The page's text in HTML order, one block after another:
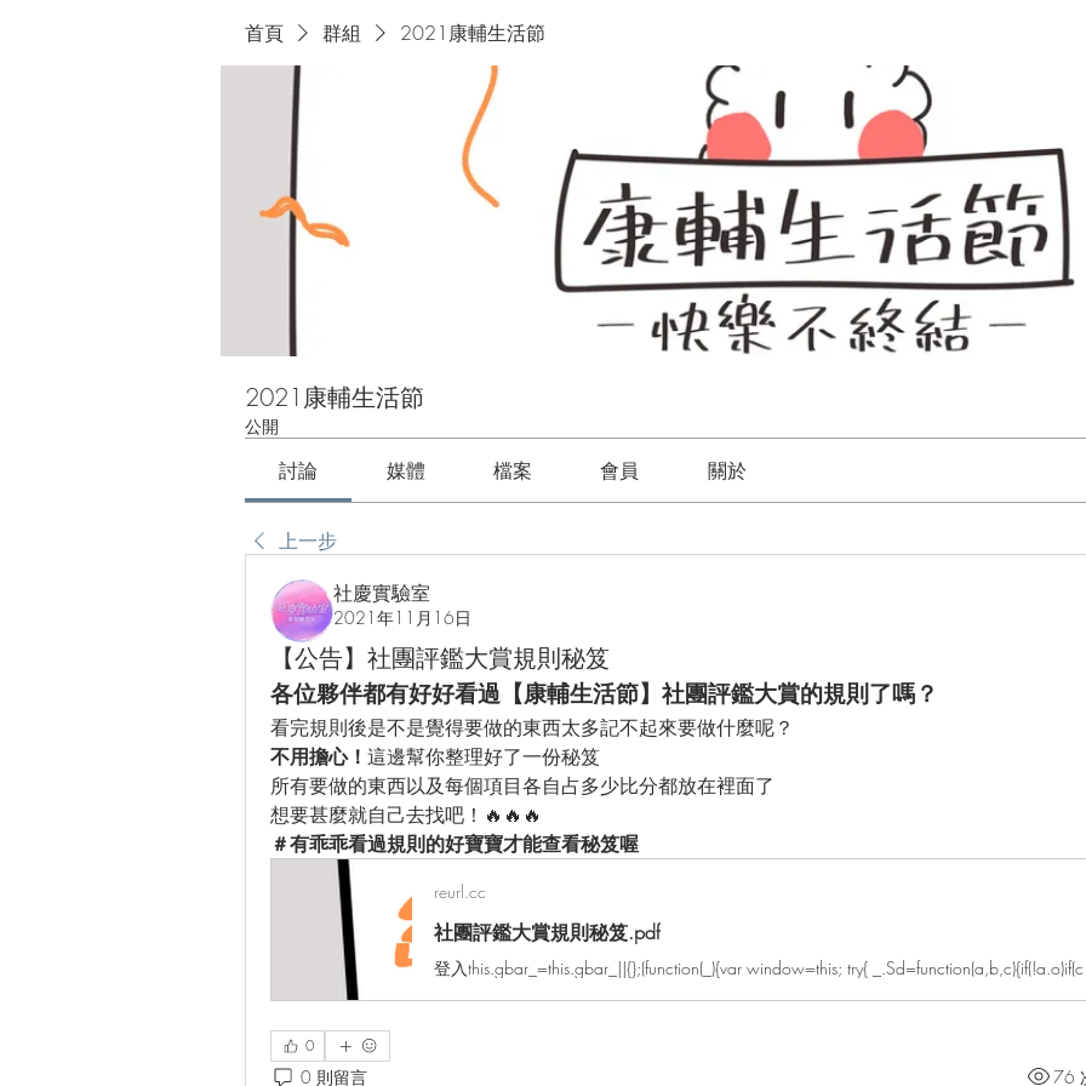
首頁 群組 2021康輔生活節
2021康輔生活節
公開
討論 媒體 檔案 會員 關於
上一步
社慶實驗室
2021年11月16日
【公告】社團評鑑大賞規則秘笈
各位夥伴都有好好看過【康輔生活節】社團評鑑大賞的規則了嗎？
看完規則後是不是覺得要做的東西太多記不起來要做什麼呢？
不用擔心！ 這邊幫你整理好了一份秘笈
所有要做的東西以及每個項目各自占多少比分都放在裡面了
想要甚麼就自己去找吧！🔥🔥🔥
＃有乖乖看過規則的好寶寶才能查看秘笈喔
reurl.cc
社團評鑑大賞規則秘笈.pdf
0
0 則留言 76